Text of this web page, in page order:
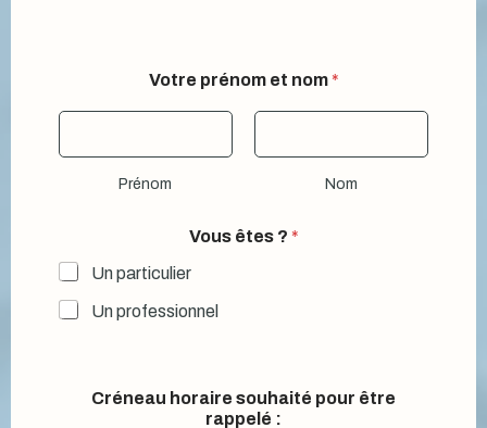
Votre prénom et nom *
Prénom Nom
Vous êtes ? *
Un particulier
Un professionnel
Créneau horaire souhaité pour être
rappelé :